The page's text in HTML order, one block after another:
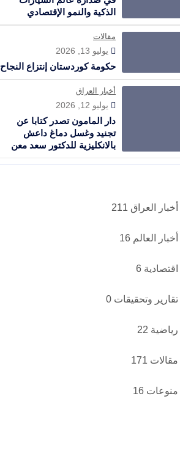
الذكية والنمو الإقتصادي
مقالات
يوليو 13, 2026
حكومة كوردستان إنتزاع النجاح
أخبار العراق
يوليو 12, 2026
دار المامون تصدر كتابا عن
تجنيد وغسل دماغ داعش
بالانكليزية للدكتور سعد معن
أخبار العراق 211
أخبار العالم 16
اقتصادية 6
تقارير وتحقيقات 0
رياضية 22
مقالات 171
منوعات 16